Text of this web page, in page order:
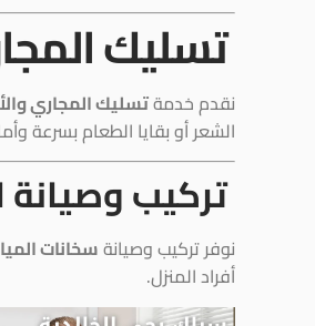
تسليك
نقدم خدمةتسليك المجاري
الشعر أو بقايا الطعام بسرعة
تركيب وصيانة
نوفر تركيب وصيانةسخانات
أفراد المنزل.